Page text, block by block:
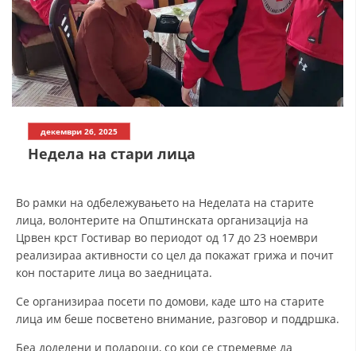
HISTORIA E KRYQIT TË KUQ
ИСТОРИЈАТ НА ДВИЖЕЊЕТО
СТРУКТУРА НА ОРГАНИЗАЦИЈАТА
ЧЛЕНСТВО ВО ПРОФЕСИОНАЛНИ ТЕЛА
ЗАКОН ЗА ЦКРМ
декември 26, 2025
Недела на стари лица
Во рамки на одбележувањето на Неделата на старите
лица, волонтерите на Општинската организација на
Црвен крст Гостивар во периодот од 17 до 23 ноември
реализираа активности со цел да покажат грижа и почит
кон постарите лица во заедницата.
Се организираа посети по домови, каде што на старите
лица им беше посветено внимание, разговор и поддршка.
Беа доделени и подароци, со кои се стремевме да